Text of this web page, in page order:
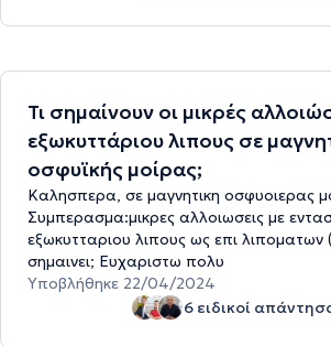
Τι σημαίνουν οι μικρές
εξωκυττάριου λιπους σε
οσφυϊκής μοίρας;
Καλησπερα, σε μαγνητικη οσφυοιερας
Συμπερασμα:μικρες αλλοιωσεις με
εξωκυτταριου λιπους ως επι λιποματων
σημαινει; Ευχαριστω πολυ
Υποβλήθηκε 22/04/2024
6 ειδικοί